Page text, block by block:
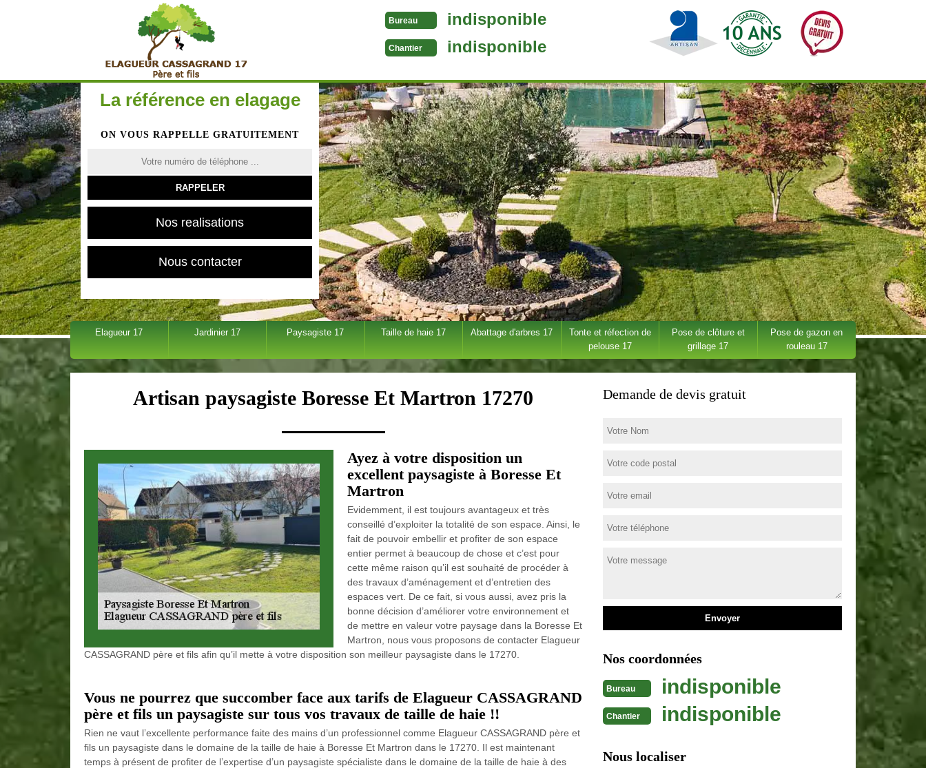
Bureau indisponible
Chantier indisponible
La référence en elagage
ON VOUS RAPPELLE GRATUITEMENT
Nos realisations
Nous contacter
Elagueur 17 Jardinier 17 Paysagiste 17 Taille de haie 17 Abattage d'arbres 17
Tonte et réfection de
pelouse 17
Pose de clôture et
grillage 17
Pose de gazon en
rouleau 17
Artisan paysagiste Boresse Et Martron 17270
Ayez à votre disposition un
excellent paysagiste à Boresse Et
Martron
Evidemment, il est toujours avantageux et très
conseillé d’exploiter la totalité de son espace. Ainsi, le
fait de pouvoir embellir et profiter de son espace
entier permet à beaucoup de chose et c’est pour
cette même raison qu’il est souhaité de procéder à
des travaux d’aménagement et d’entretien des
espaces vert. De ce fait, si vous aussi, avez pris la
bonne décision d’améliorer votre environnement et
de mettre en valeur votre paysage dans la Boresse Et
Martron, nous vous proposons de contacter Elagueur
CASSAGRAND père et fils afin qu’il mette à votre disposition son meilleur paysagiste dans le 17270.
Vous ne pourrez que succomber face aux tarifs de Elagueur CASSAGRAND
père et fils un paysagiste sur tous vos travaux de taille de haie !!
Rien ne vaut l’excellente performance faite des mains d’un professionnel comme Elagueur CASSAGRAND père et
fils un paysagiste dans le domaine de la taille de haie à Boresse Et Martron dans le 17270. Il est maintenant
temps à présent de profiter de l’expertise d’un paysagiste spécialiste dans le domaine de la taille de haie à des
Demande de devis gratuit
Nos coordonnées
Bureau indisponible
Chantier indisponible
Nous localiser